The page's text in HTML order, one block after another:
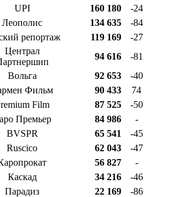
UPI 160 180 -24
Леополис 134 635 -84
репортаж 119 169 -27
Централ
94 616 -81
Вольга 92 653 -40
Фильм 90 433 74
Film 87 525 -50
Премьер 84 986 -
BVSPR 65 541 -45
Ruscico 62 043 -47
56 827 -
Каскад 34 216 -46
Парадиз 22 169 -86